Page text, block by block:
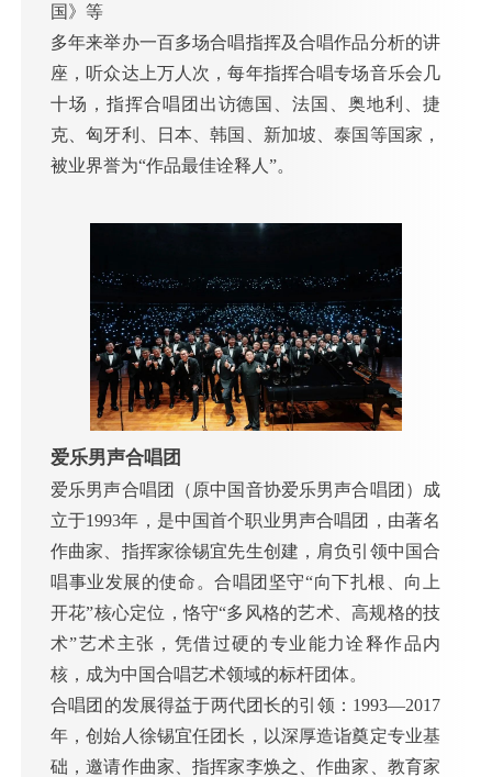
国》等
多年来举办一百多场合唱指挥及合唱作品分析的讲
座，听众达上万人次，每年指挥合唱专场音乐会几
十场，指挥合唱团出访德国、法国、奥地利、捷
克、匈牙利、日本、韩国、新加坡、泰国等国家，
被业界誉为“作品最佳诠释人”。
爱乐男声合唱团
爱乐男声合唱团（原中国音协爱乐男声合唱团）成
立于1993年，是中国首个职业男声合唱团，由著名
作曲家、指挥家徐锡宜先生创建，肩负引领中国合
唱事业发展的使命。合唱团坚守“向下扎根、向上
开花”核心定位，恪守“多风格的艺术、高规格的技
术”艺术主张，凭借过硬的专业能力诠释作品内
核，成为中国合唱艺术领域的标杆团体。
合唱团的发展得益于两代团长的引领：1993—2017
年，创始人徐锡宜任团长，以深厚造诣奠定专业基
础，邀请作曲家、指挥家李焕之、作曲家、教育家